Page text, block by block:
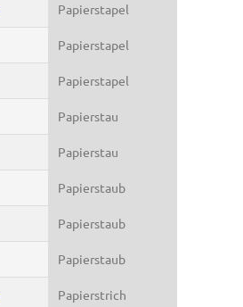
Papierstapel
Papierstapel
Papierstapel
Papierstau
Papierstau
Papierstaub
Papierstaub
Papierstaub
Papierstrich